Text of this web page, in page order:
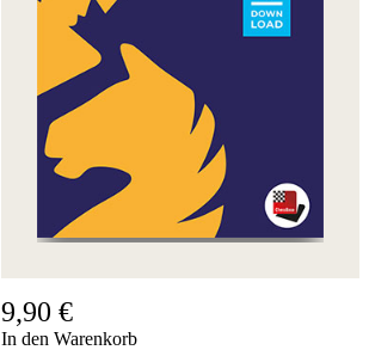
9,90 €
In den Warenkorb